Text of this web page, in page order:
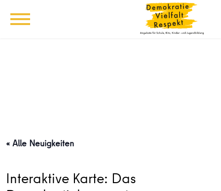
« Alle Neuigkeiten
Interaktive Karte: Das